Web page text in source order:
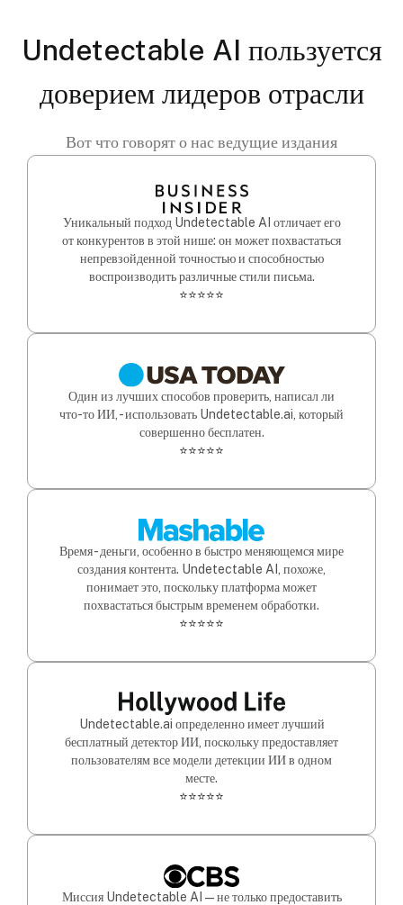
Undetectable AI пользуется
доверием лидеров отрасли
Вот что говорят о нас ведущие издания
Уникальный подход Undetectable AI отличает его
от конкурентов в этой нише: он может похвастаться
непревзойденной точностью и способностью
воспроизводить различные стили письма.
⭐⭐⭐⭐⭐
Один из лучших способов проверить, написал ли
что-то ИИ, - использовать Undetectable.ai, который
совершенно бесплатен.
⭐⭐⭐⭐⭐
Время - деньги, особенно в быстро меняющемся мире
создания контента. Undetectable AI, похоже,
понимает это, поскольку платформа может
похвастаться быстрым временем обработки.
⭐⭐⭐⭐⭐
Undetectable.ai определенно имеет лучший
бесплатный детектор ИИ, поскольку предоставляет
пользователям все модели детекции ИИ в одном
месте.
⭐⭐⭐⭐⭐
Миссия Undetectable AI — не только предоставить